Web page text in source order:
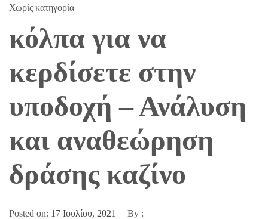
Χωρίς κατηγορία
κόλπα για να
κερδίσετε στην
υποδοχή – Ανάλυση
και αναθεώρηση
δράσης καζίνο
Posted on: 17 Ιουλίου, 2021 By :